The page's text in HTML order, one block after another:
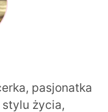
pasjonatka
życia,